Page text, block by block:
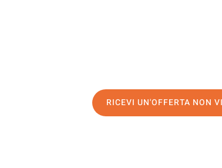
RICEVI UN'OFFERTA NON